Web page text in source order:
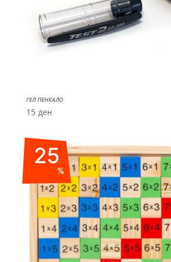
ГЕЛ ПЕНКАЛО
15 ден
25
%